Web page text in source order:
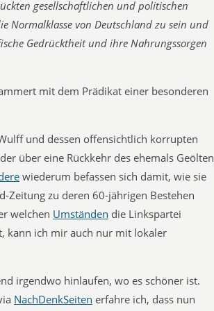
gesellschaftlichen und politischen
Normalklasse von Deutschland zu sein und
Gedrücktheit und ihre Nahrungssorgen
mit dem Prädikat einer besonderen
und dessen offensichtlich korrupten
über eine Rückkehr des ehemals Geölten
wiederum befassen sich damit, wie sie
Zeitung zu deren 60-jährigen Bestehen
welchen Umständen die Linkspartei
kann ich mir auch nur mit lokaler
irgendwo hinlaufen, wo es schöner ist.
NachDenkSeiten erfahre ich, dass nun